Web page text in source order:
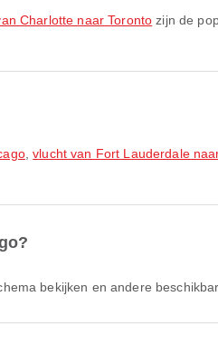
Charlotte naar Toronto zijn de
,vlucht van Fort Lauderdale
bekijken en andere